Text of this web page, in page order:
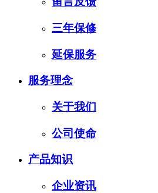
三年保修
延保服务
服务理念
关于我们
公司使命
产品知识
企业资讯